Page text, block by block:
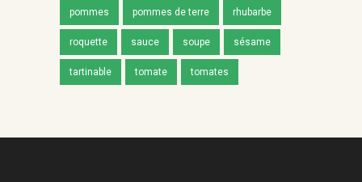
pommes pommes de terre rhubarbe
roquette sauce soupe sésame
tartinable tomate tomates